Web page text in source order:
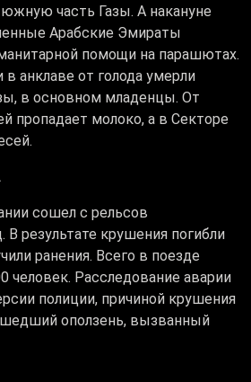
часть Газы. А накануне
Арабские Эмираты
помощи на парашютах.
анклаве от голода умерли
в основном младенцы. От
пропадает молоко, а в Секторе
сошел с рельсов
В результате крушения погибли
ранения. Всего в поезде
человек. Расследование аварии
полиции, причиной крушения
оползень, вызванный